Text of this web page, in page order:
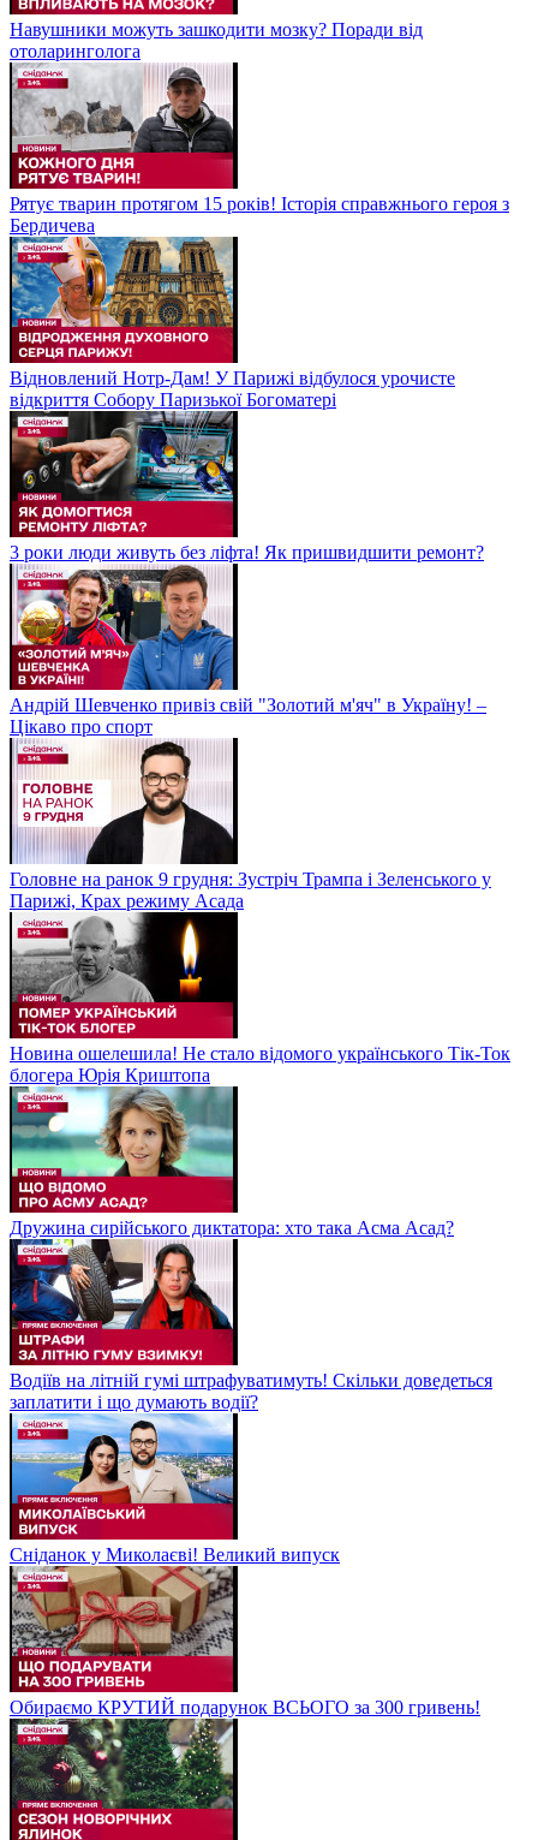
Навушники можуть зашкодити мозку? Поради від
отоларинголога
Рятує тварин протягом 15 років! Історія справжнього героя з
Бердичева
Відновлений Нотр-Дам! У Парижі відбулося урочисте
відкриття Собору Паризької Богоматері
3 роки люди живуть без ліфта! Як пришвидшити ремонт?
Андрій Шевченко привіз свій "Золотий м'яч" в Україну! –
Цікаво про спорт
Головне на ранок 9 грудня: Зустріч Трампа і Зеленського у
Парижі, Крах режиму Асада
Новина ошелешила! Не стало відомого українського Тік-Ток
блогера Юрія Криштопа
Дружина сирійського диктатора: хто така Асма Асад?
Водіїв на літній гумі штрафуватимуть! Скільки доведеться
заплатити і що думають водії?
Сніданок у Миколаєві! Великий випуск
Обираємо КРУТИЙ подарунок ВСЬОГО за 300 гривень!